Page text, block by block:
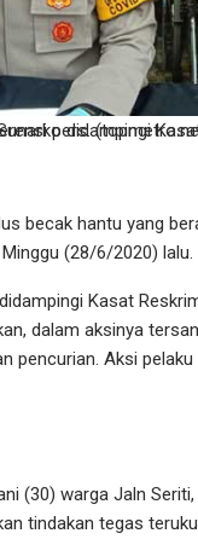
didampingi Kasat Reskrim Kompol Martuasah Tobing, saat menggelar
becak hantu yang
(28/6/2020) lalu.
Kasat
dalam aksinya
pencurian. Aksi
(30) warga Jaln
tindakan tegas